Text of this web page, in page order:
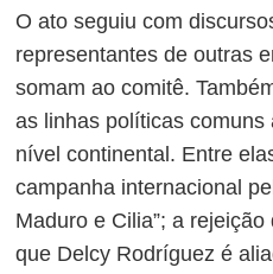
O ato seguiu com
representantes de outras
somam ao comitê.
as linhas políticas comuns
nível continental. Entre
campanha internacional
Maduro e Cilia”; a
que Delcy Rodríguez é